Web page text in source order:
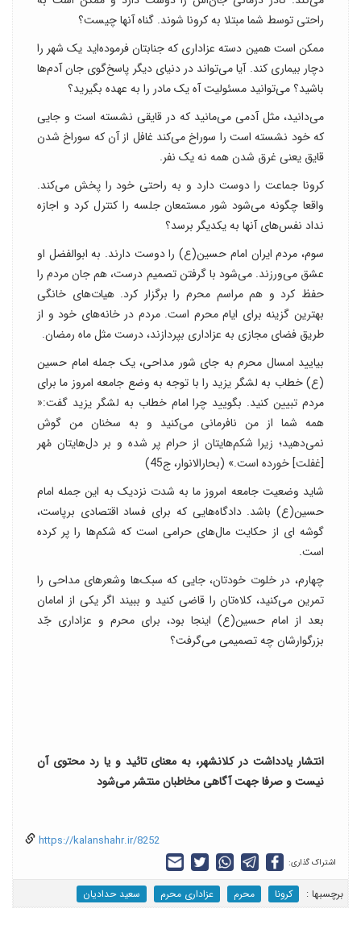
راحتی توسط شما مبتلا به کرونا شوند. گناه آنها چیست؟
ممکن است همین دسته عزاداری که جنابتان فرموده‌اید یک شهر را
دچار بیماری کند. آیا می‌تواند در دنیای دیگر پاسخ‌گوی جان آدم‌ها
باشید؟ می‌توانید مسئولیت آه یک مادر را به عهده بگیرید؟
می‌دانید، مثل آدمی می‌مانید که در قایقی نشسته است و جایی
که خود نشسته است را سوراخ می‌کند غافل از آن که سوراخ شدن
قایق یعنی غرق شدن همه نه یک نفر.
کرونا جماعت را دوست دارد و به راحتی خود را پخش می‌کند.
واقعا چگونه می‌شود شور مستمعان جلسه را کنترل کرد و اجازه
نداد نفس‌های آنها به یکدیگر برسد؟
سوم، مردم ایران امام حسین(ع) را دوست دارند. به ابوالفضل او
عشق می‌ورزند. می‌‌شود با گرفتن تصمیم‌ درست، هم جان مردم را
حفظ کرد و هم مراسم محرم را برگزار کرد. هیات‌های خانگی
بهترین گزینه برای ایام محرم است. مردم در خانه‌های خود و از
طریق فضای مجازی به عزاداری بپردازند، درست مثل ماه رمضان.
بیایید امسال محرم به جای شور مداحی، یک جمله امام حسین
(ع) خطاب به لشگر یزید را با توجه به وضع جامعه امروز ما برای
مردم تبیین کنید. بگویید چرا امام خطاب به لشگر یزید گفت:«
همه شما از من نافرمانى مى‌کنید و به سخنان من گوش
نمى‌دهید؛ زیرا شکم‌هایتان از حرام پر شده و بر دل‌هایتان مُهر
[غفلت] خورده است.» (بحارالانوار، ج45)
شاید وضعیت جامعه امروز ما به شدت نزدیک به این جمله امام
حسین(ع) باشد. دادگاه‌هایی که برای فساد اقتصادی برپاست،
گوشه ای از حکایت مال‌های حرامی است که شکم‌ها را پر کرده
است.
چهارم، در خلوت خودتان، جایی که سبک‌ها وشعرهای مداحی را
تمرین می‌کنید، کلاه‌تان را قاضی کنید و ببیند اگر یکی از امامان
بعد از امام حسین(ع) اینجا بود، برای محرم و عزاداری جّد
بزرگوارشان چه تصمیمی می‌گرفت؟
انتشار یادداشت در کلانشهر، به معنای تائید و یا رد محتوی آن
نیست و صرفا جهت آگاهی مخاطبان منتشر می‌شود
https://kalanshahr.ir/8252
اشتراک گذاری:
برچسب‎ها : کرونا محرم عزاداری محرم سعید حدادیان